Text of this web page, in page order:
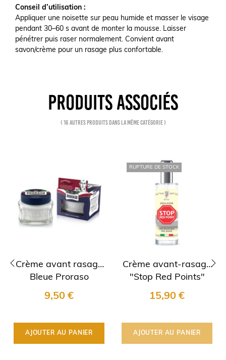
Conseil d’utilisation :
Appliquer une noisette sur peau humide et masser le visage
pendant 30–60 s avant de monter la mousse. Laisser
pénétrer puis raser normalement. Convient avant
savon/crème pour un rasage plus confortable.
PRODUITS ASSOCIÉS
( 16 autres produits dans la même catégorie )
Crème avant rasage
Bleue Proraso
9,50 €
AJOUTER AU PANIER
RUPTURE DE STOCK
Crème avant-rasage
"Stop Red Points"
EXTRO Cosmesi
15,90 €
AJOUTER AU PANIER